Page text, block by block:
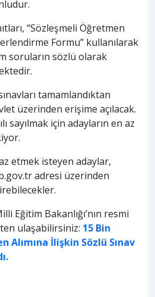
“Sözleşmeli Öğretmen
Formu” kullanılarak
soruların sözlü olarak
tamamlandıktan
üzerinden erişime açılacak.
sayılmak için adayların en az
etmek isteyen adaylar,
adresi üzerinden
Eğitim Bakanlığı’nın resmi
ulaşabilirsiniz: 15 Bin
Alımına İlişkin Sözlü Sınav